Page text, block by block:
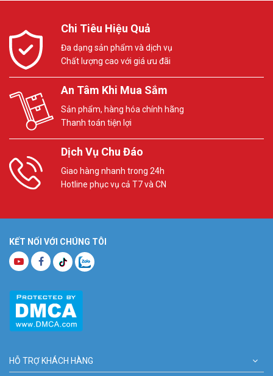
Chi Tiêu Hiệu Quả
Đa dạng sản phẩm và dịch vụ
Chất lượng cao với giá ưu đãi
An Tâm Khi Mua Sắm
Sản phẩm, hàng hóa chính hãng
Thanh toán tiện lợi
Dịch Vụ Chu Đáo
Giao hàng nhanh trong 24h
Hotline phục vụ cả T7 và CN
KẾT NỐI VỚI CHÚNG TÔI
HỖ TRỢ KHÁCH HÀNG